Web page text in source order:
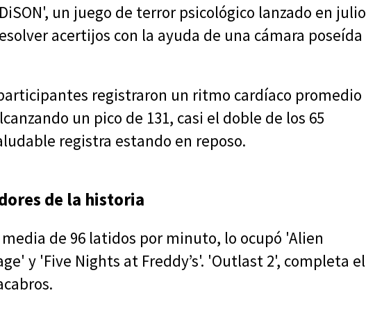
un juego de terror psicológico lanzado en julio
acertijos con la ayuda de una cámara poseída
registraron un ritmo cardíaco promedio
un pico de 131, casi el doble de los 65
registra estando en reposo.
de la historia
de 96 latidos por minuto, lo ocupó 'Alien
y 'Five Nights at Freddy’s'. 'Outlast 2', completa el